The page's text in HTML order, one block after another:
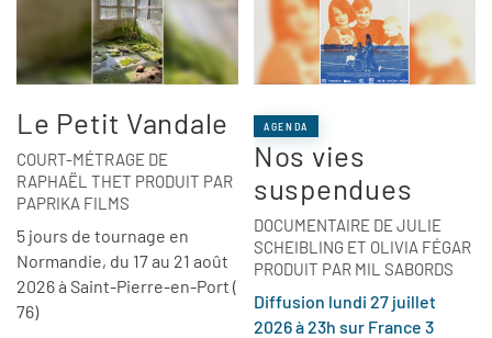
Le Petit Vandale
COURT-MÉTRAGE DE
RAPHAËL THET PRODUIT PAR
PAPRIKA FILMS
5 jours de tournage en
Normandie, du 17 au 21 août
2026 à Saint-Pierre-en-Port (
76)
AGENDA
Nos vies
suspendues
DOCUMENTAIRE DE JULIE
SCHEIBLING ET OLIVIA FÉGAR
PRODUIT PAR MIL SABORDS
Diffusion lundi 27 juillet
2026 à 23h sur France 3